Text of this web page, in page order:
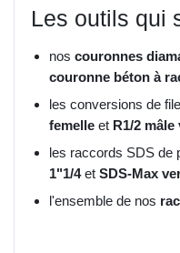
Les outils qui
nos couronnes
couronne béton à
les conversions de
femelle et R1/2 mâle
les raccords SDS de
1"1/4et SDS-Max
l'ensemble de nos